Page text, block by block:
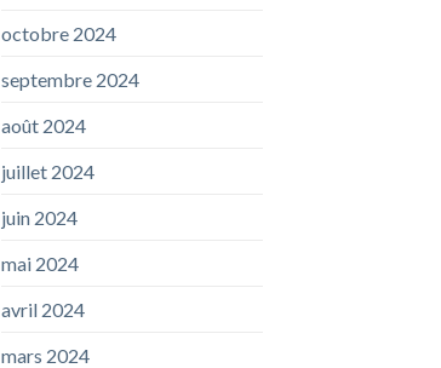
octobre 2024
septembre 2024
août 2024
juillet 2024
juin 2024
mai 2024
avril 2024
mars 2024